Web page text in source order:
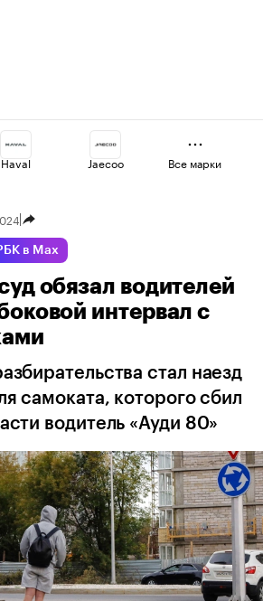
Haval Jaecoo
Lada Voyah
Все марки
в Max
обязал водителей
интервал с
стал наезд
самоката, которого сбил
водитель «Ауди 80»